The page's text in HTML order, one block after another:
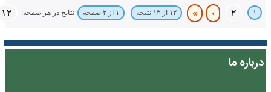
۱ ۲ ›
» ۱۲ از ۱۳ نتیجه ۱ از ۲ صفحه نتایج در هر صفحه: ۱۲
درباره ما